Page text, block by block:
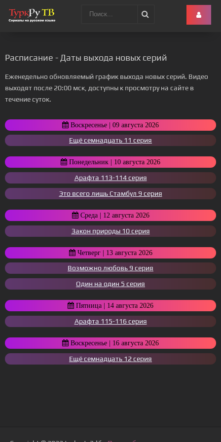
Расписание - Даты выхода новых серий
Еженедельно обновляемый график выхода новых серий. Видео
выходят после 20:00 мск, доступны к просмотру на сайте в
течение суток.
Воскресенье | 09 августа 2026
Ещё семнадцать 11 серия
Понедельник | 10 августа 2026
Арафта 113-114 серия
Это всего лишь Стамбул 9 серия
Среда | 12 августа 2026
Закон природы 10 серия
Четверг | 13 августа 2026
Возможно любовь 9 серия
Один на один 5 серия
Пятница | 14 августа 2026
Арафта 115-116 серия
Воскресенье | 16 августа 2026
Ещё семнадцать 12 серия